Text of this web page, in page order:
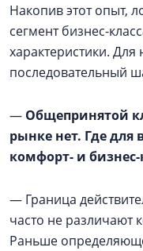
Накопив этот опыт,
сегмент бизнес-
характеристики.
последовательный
— Общепринятой
рынке нет. Где для
комфорт- и бизнес-
— Граница
часто не различают
Раньше